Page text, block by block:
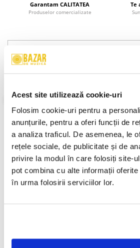
Acest site utilizează cookie-uri
Folosim cookie-uri pentru a
anunțurile, pentru a oferi funcții de
a analiza traficul. De asemenea, le
rețele sociale, de publicitate și de
privire la modul în care folosiți site-
pot combina cu alte informații
în urma folosirii serviciilor lor.
Garantam CALITATEA
Produselor comercializate
Te
Europop
Stare Caseta:Mint (M)
Stare Coperta:Mint (M)
Gen:
Pop
Informatii conformitate produs
Review-uri(0)
-30%
Loredana Groza - Tomilio ,